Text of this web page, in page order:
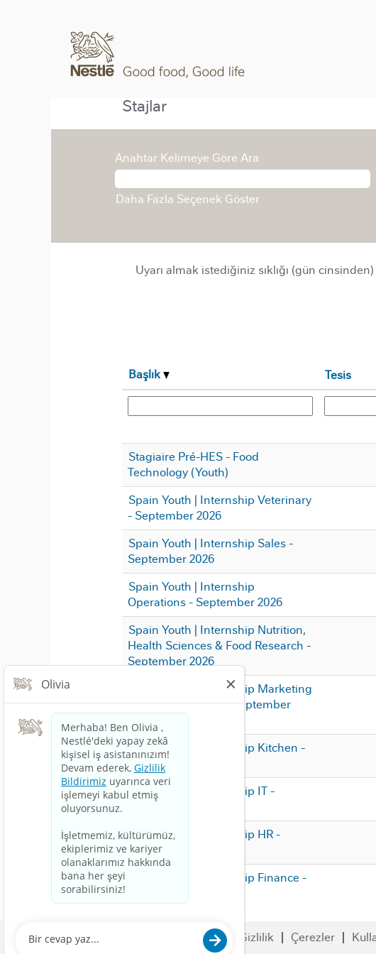
Stajlar
Anahtar Kelimeye Göre Ara
Daha Fazla Seçenek Göster
Uyarı almak istediğiniz sıklığı (gün
Başlık Tesis
Stagiaire Pré-HES - Food
Technology (Youth)
Spain Youth | Internship Veterinary
- September 2026
Spain Youth | Internship Sales -
September 2026
Spain Youth | Internship
Operations - September 2026
Spain Youth | Internship Nutrition,
Health Sciences & Food Research -
September 2026
Spain Youth | Internship Marketing
& Communication - September
2026
Spain Youth | Internship Kitchen -
September 2026
Spain Youth | Internship IT -
Spain Youth | Internship HR -
September 2026
Spain Youth | Internship Finance -
İş Ara Kaydol Gizlilik Çerezler